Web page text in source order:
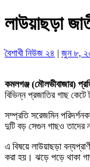
লাউয়াছড়া
বৈশাখী নিউজ ২৪ | জুন ৮,
কমলগঞ্জ (মৌলভীবাজার)
বিভিন্ন প্রজাতির গাছ কেটে
সম্প্রতি সরেজমিন
দুটি বড় সেগুন গাছও তাদের
এ বিষয়ে লাউয়াছড়া
করা হয়। ঝড়ে পড়ে থাকা